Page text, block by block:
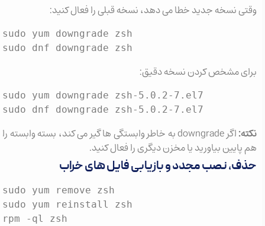
وقتی نسخه جدید خطا می دهد، نسخه قبلی را فعال کنید:
sudo yum downgrade zsh
sudo dnf downgrade zsh
برای مشخص کردن نسخه دقیق:
sudo yum downgrade zsh-5.0.2-7.el7
sudo dnf downgrade zsh-5.0.2-7.el7
نکته:
اگر downgrade به خاطر وابستگی ها گیر می کند، بسته وابسته را
هم پایین بیاورید یا مخزن دیگری را فعال کنید.
حذف، نصب مجدد و بازیابی فایل های خراب
sudo yum remove zsh
sudo yum reinstall zsh
rpm -ql zsh